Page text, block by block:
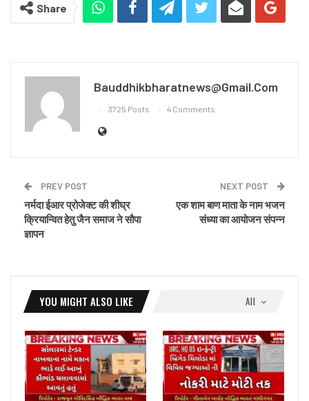
Share
Bauddhikbharatnews@gmail.com
3725 Posts 4 Comments
PREV POST
नर्मदा ईआर प्रोजेक्ट की शीघ्र
क्रियान्वित हेतु जैन समाज ने सौपा
ज्ञापन
NEXT POST
एक शाम बाण माता के नाम भजन
संध्या का आयोजन संपन्न
All
YOU MIGHT ALSO LIKE